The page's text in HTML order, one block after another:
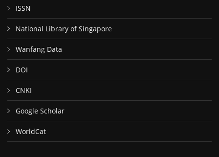
ISSN
National Library of Singapore
Wanfang Data
DOI
CNKI
Google Scholar
WorldCat